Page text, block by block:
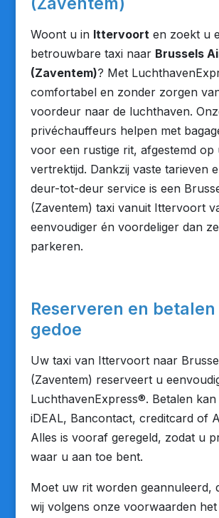
Woont u in Ittervoorten zoekt u
betrouwbare taxi naar Brussels
(Zaventem)? Met
comfortabel en zonder zorgen
voordeur naar de luchthaven.
privéchauffeurs helpen met
voor een rustige rit, afgestemd op
vertrektijd. Dankzij vaste tarieven
deur-tot-deur service is een
(Zaventem) taxi vanuit Ittervoort
eenvoudiger én voordeliger dan
parkeren.
Reserveren en
gedoe
Uw taxi van Ittervoort naar
(Zaventem) reserveert u
LuchthavenExpress®. Betalen kan
iDEAL, Bancontact, creditcard of
Alles is vooraf geregeld, zodat u
waar u aan toe bent.
Moet uw rit worden geannuleerd,
wij volgens onze voorwaarden